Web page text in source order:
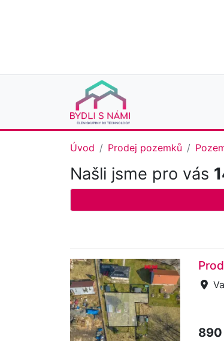
Úvod Prodej pozemků
Našli jsme pro vás